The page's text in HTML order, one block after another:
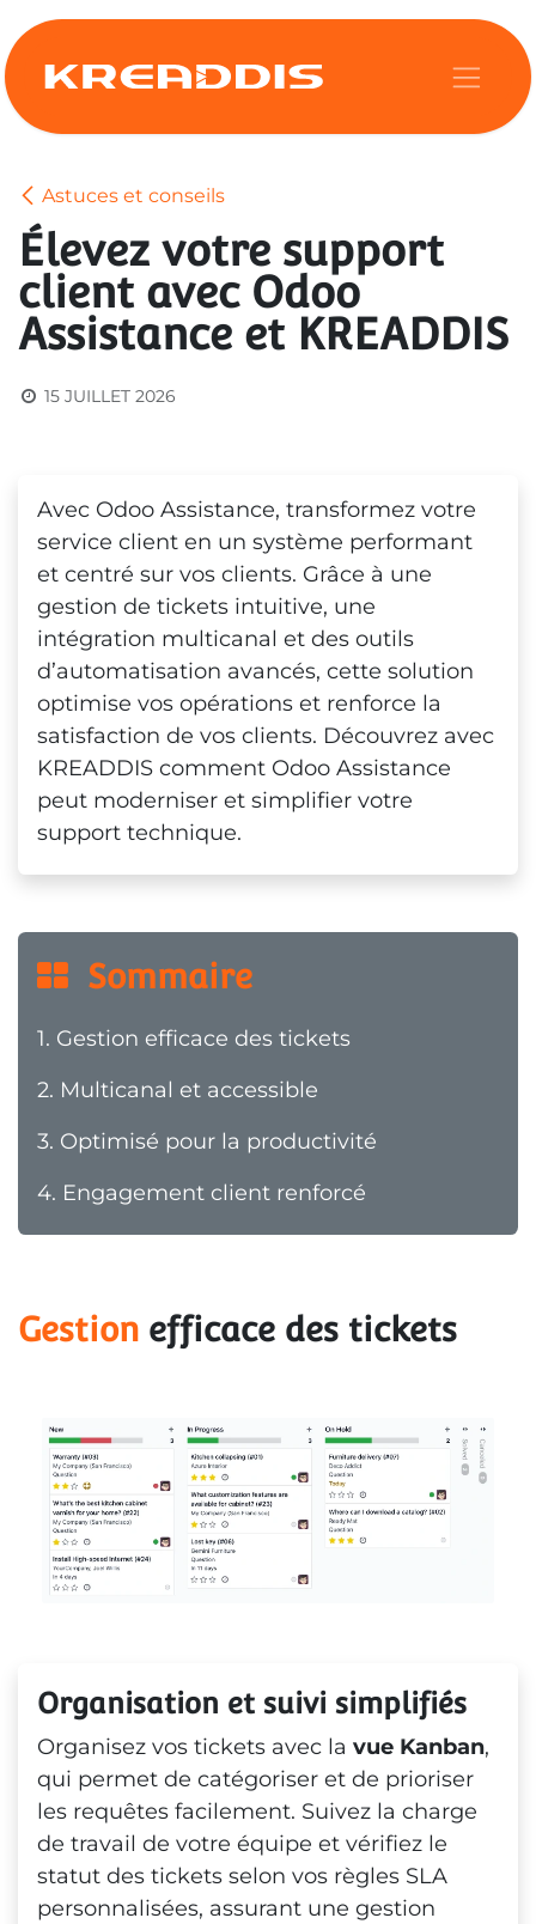
Se rendre au contenu
Astuces et conseils
Élevez votre support
client avec Odoo
Assistance et KREADDIS
15 JUILLET 2026
Avec Odoo Assistance, transformez votre
service client en un système performant
et centré sur vos clients. Grâce à une
gestion de tickets intuitive, une
intégration multicanal et des outils
d’automatisation avancés, cette solution
optimise vos opérations et renforce la
satisfaction de vos clients. Découvrez avec
KREADDIS comment Odoo Assistance
peut moderniser et simplifier votre
support technique.
  Sommaire
1. Gestion efficace des tickets
2. Multicanal et accessible
3. Optimisé pour la productivité
4. Engagement client renforcé
Gestion efficace des tickets
Organisation et suivi simplifiés
Organisez vos tickets avec la vue Kanban,
qui permet de catégoriser et de prioriser
les requêtes facilement. Suivez la charge
de travail de votre équipe et vérifiez le
statut des tickets selon vos règles SLA
personnalisées, assurant une gestion